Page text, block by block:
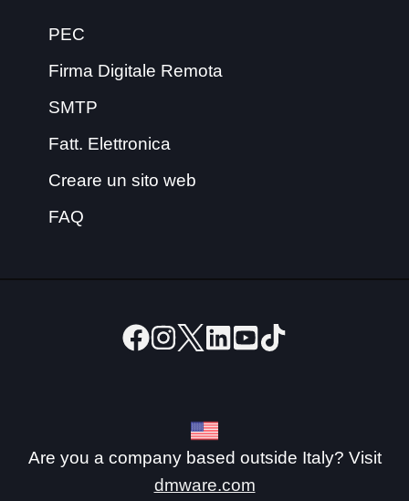
PEC
Firma Digitale Remota
SMTP
Fatt. Elettronica
Creare un sito web
FAQ
Are you a company based outside Italy? Visit
dmware.com